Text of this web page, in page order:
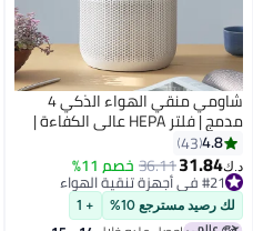
شاومي منقي الهواء الذكي 4
مدمج | فلتر HEPA عالي الكفاءة |
إزالة 99.97% من الجسيمات | وضع
نوم هادئ للغاية | تحكم ذكي عبر
تطبيق Mi Home | مراقبة جودة
الهواء في الوقت الحقيقي | كفاءة
في استهلاك الطاقة
4.8
43
د.ك‏31.84
36.11خصم 11%
#21 في أجهزة تنقية الهواء
#21 في أجهزة تنقية الهواء
لك رصيد مسترجع 10% + 1